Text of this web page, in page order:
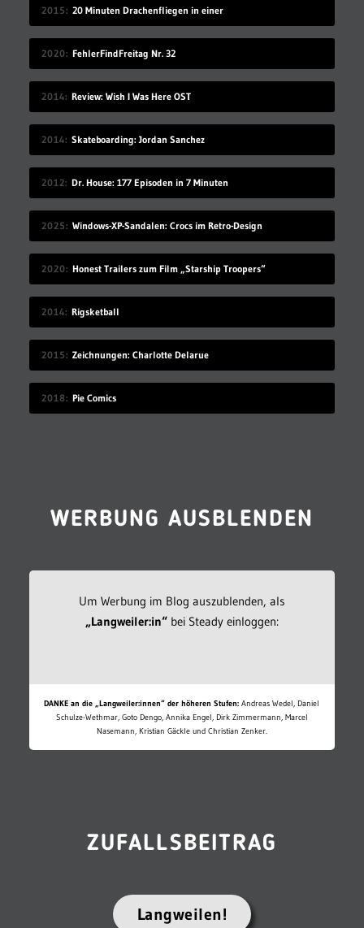
2015 20 Minuten Drachenfliegen in einer
2020 FehlerFindFreitag Nr. 32
2014 Review: Wish I Was Here OST
2014 Skateboarding: Jordan Sanchez
2012 Dr. House: 177 Episoden in 7 Minuten
2025 Windows-XP-Sandalen: Crocs im Retro-Design
2020 Honest Trailers zum Film „Starship Troopers“
2014 Rigsketball
2015 Zeichnungen: Charlotte Delarue
2018 Pie Comics
WERBUNG AUSBLENDEN
Um Werbung im Blog auszublenden, als
„Langweiler:in“bei Steady einloggen:
DANKE an die „Langweiler:innen“ der höheren Stufen: Andreas Wedel, Daniel
Schulze-Wethmar, Goto Dengo, Annika Engel, Dirk Zimmermann, Marcel
Nasemann, Kristian Gäckle und Christian Zenker.
ZUFALLSBEITRAG
Langweilen!